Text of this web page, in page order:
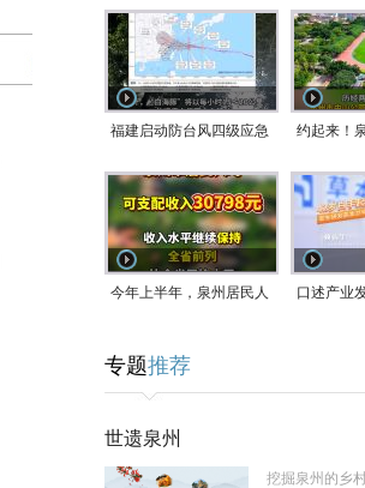
福建启动防台风四级应急
9日在长江口至福建北部
一带沿海登陆
约起来！
今年上半年，泉州居民人 口述产业
专题推荐
世遗泉州
挖掘泉州的乡